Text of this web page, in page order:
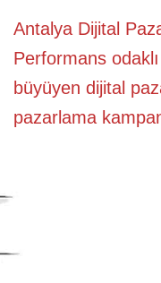
Antalya Dijital
Performans
büyüyen dijital
pazarlama